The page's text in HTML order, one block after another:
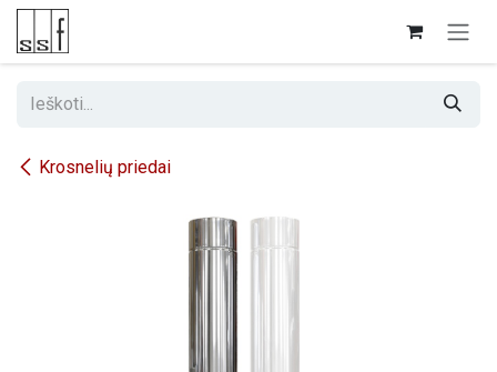
Skip to Content
Krosnelių priedai